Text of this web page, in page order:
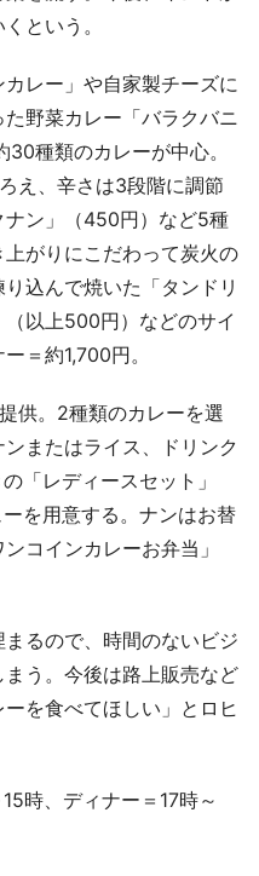
という。
レー」や自家製チーズに
野菜カレー「バラクバニ
種類のカレーが中心。
え、辛さは3段階に調節
ナン」（450円）など5種
がりにこだわって炭火の
込んで焼いた「タンドリ
以上500円）などのサイ
＝約1,700円。
供。2種類のカレーを選
またはライス、ドリンク
「レディースセット」
を用意する。ナンはお替
コインカレーお弁当」
るので、時間のないビジ
う。今後は路上販売など
を食べてほしい」とロヒ
時、ディナー＝17時～